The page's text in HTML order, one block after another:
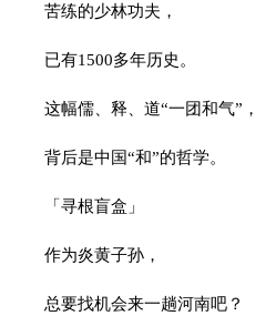
苦练的少林功夫，
已有1500多年历史。
这幅儒、释、道“一团和气”，
背后是中国“和”的哲学。
「寻根盲盒」
作为炎黄子孙，
总要找机会来一趟河南吧？